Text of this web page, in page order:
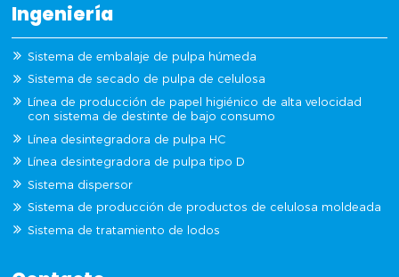
Ingeniería
Sistema de embalaje de pulpa húmeda
Sistema de secado de pulpa de celulosa
Línea de producción de papel higiénico de alta velocidad
con sistema de destinte de bajo consumo
Línea desintegradora de pulpa HC
Línea desintegradora de pulpa tipo D
Sistema dispersor
Sistema de producción de productos de celulosa moldeada
Sistema de tratamiento de lodos